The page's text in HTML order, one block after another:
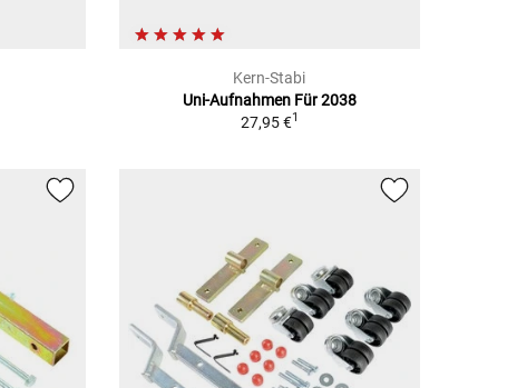
Kern-Stabi
Uni-Aufnahmen Für 2038
27,95 €1